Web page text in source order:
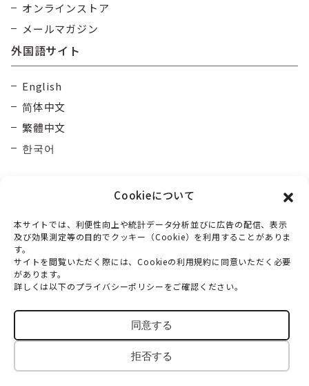
Cookieについて
本サイトでは、利便性向上や統計データ分析並びに広告の配信、表示
及び効果測定等の目的でクッキー（Cookie）を利用することがありま
す。
サイトを閲覧いただく際には、Cookieの利用規約に同意いただく必要
があります。
詳しくは以下のプライバシーポリシーをご確認ください。
同意する
拒否する
オンラインストア
メールマガジン
外国語サイト
English
简体中文
繁體中文
한국어
一般社団法人 大雪カムイミンタラDMO
〒070-0030
北海道旭川市宮下通10丁目3番2号 マルウンホール3階
TEL：0166-73-6968
© 2018-2026 TAISETSU KAMUIMINTARA DMO